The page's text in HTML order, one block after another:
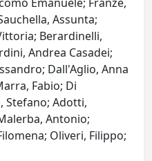
Assunta;
Berardinelli,
Andrea Casadei;
Dall'Aglio, Anna
Fabio; Di
Stefano; Adotti,
Antonio;
Oliveri, Filippo;